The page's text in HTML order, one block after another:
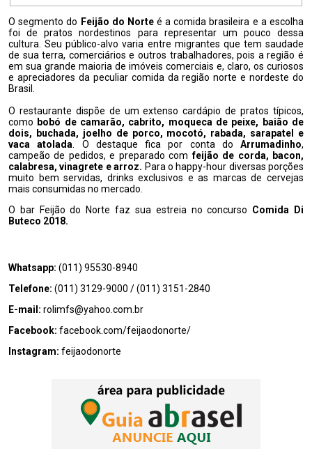
O segmento do Feijão do Norte é a comida brasileira e a escolha
foi de pratos nordestinos para representar um pouco dessa
cultura. Seu público-alvo varia entre migrantes que tem saudade
de sua terra, comerciários e outros trabalhadores, pois a região é
em sua grande maioria de imóveis comerciais e, claro, os curiosos
e apreciadores da peculiar comida da região norte e nordeste do
Brasil.
O restaurante dispõe de um extenso cardápio de pratos típicos,
como bobó de camarão, cabrito, moqueca de peixe, baião de
dois, buchada, joelho de porco, mocotó, rabada, sarapatel e
vaca atolada . O destaque fica por conta do Arrumadinho,
campeão de pedidos, e preparado comfeijão de corda, bacon,
calabresa, vinagrete e arroz. Para o happy-hour diversas porções
muito bem servidas, drinks exclusivos e as marcas de cervejas
mais consumidas no mercado.
O bar Feijão do Norte faz sua estreia no concurso Comida Di
Buteco 2018.
Whatsapp: (011) 95530-8940
Telefone: (011) 3129-9000 /(011) 3151-2840
E-mail: rolimfs@yahoo.com.br
Facebook: facebook.com/feijaodonorte/
Instagram: feijaodonorte